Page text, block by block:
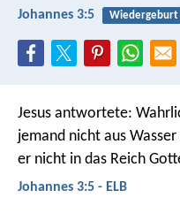
Johannes 3:5 Wiedergeburt
Jesus antwortete:
jemand nicht aus
er nicht in das Reich
Johannes 3:5 - ELB